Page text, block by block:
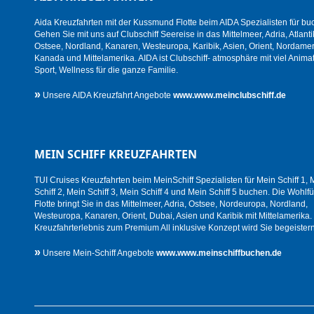
Aida Kreuzfahrten mit der Kussmund Flotte beim AIDA Spezialisten für
Gehen Sie mit uns auf Clubschiff Seereise in das Mittelmeer, Adria,
Ostsee, Nordland, Kanaren, Westeuropa, Karibik, Asien, Orient,
Kanada und Mittelamerika. AIDA ist Clubschiff- atmosphäre mit viel
Sport, Wellness für die ganze Familie.
» Unsere AIDA Kreuzfahrt Angebote www.www.meinclubschiff.de
MEIN SCHIFF KREUZFAHRTEN
TUI Cruises Kreuzfahrten beim MeinSchiff Spezialisten für Mein Schiff 1,
Schiff 2, Mein Schiff 3, Mein Schiff 4 und Mein Schiff 5 buchen. Die
Flotte bringt Sie in das Mittelmeer, Adria, Ostsee, Nordeuropa, Nordland,
Westeuropa, Kanaren, Orient, Dubai, Asien und Karibik mit Mittelamerika.
Kreuzfahrterlebnis zum Premium All inklusive Konzept wird Sie
» Unsere Mein-Schiff Angebote www.www.meinschiffbuchen.de